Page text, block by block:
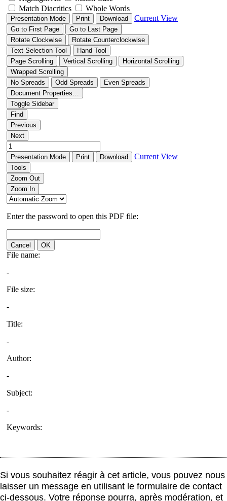
Si vous souhaitez réagir à cet article, vous pouvez nous
laisser un message en utilisant le formulaire de contact
ci-dessous. Votre réponse pourra, après modération, et